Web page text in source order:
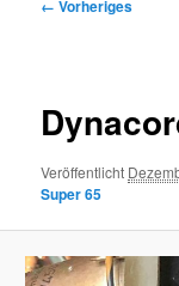
← Vorheriges
Veröffentlicht
Super 65